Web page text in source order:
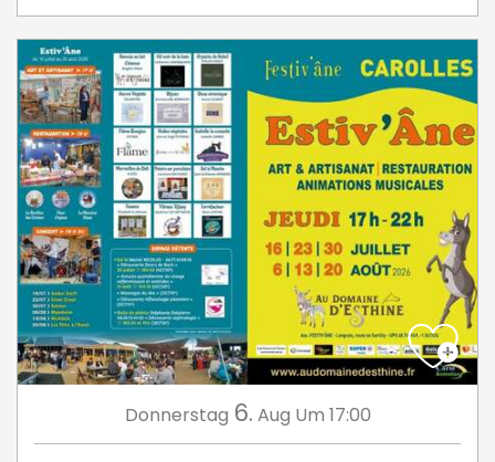
Donnerstag 6. Aug Um 17:00